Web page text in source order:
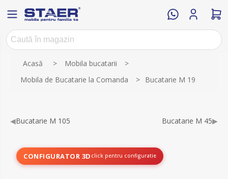
Acasă > Mobila bucatarii
>
Mobila de Bucatarie la Comanda
> Bucatarie M 19
◀Bucatarie M 105 Bucatarie M 45▶
CONFIGURATOR 3D click pentru configuratie